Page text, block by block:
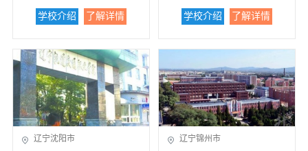
能、电气控制、工业自动化控
室。实训设备的选购、摆布以
及学生实训内容全都参照企业
标准设计，突出真实性和实用
性。学校本着“深度融合、立体
对接”的校企合作理念，与沈阳
鼓风机集团、沈阳机床集团等8
0余家企业联合成立装备制造业
位，以“学生为本、教学为重、
型本科人才为培养目标，根据
经济建设和社会发展需要，开
设了24个本科专业，形成了
工、管、经、艺、文等5大学科
交叉渗透、协调发展的办学格
局。 学校师资力量雄厚。学
（双语幼师）、旅游服务与管
国留学）、商务日语（日本留
学）共9个专业。面向高中或中
专毕业生的专业有学前教育、
高星级饭店运营与管理、旅游
服务与管理3个专业。此外，辽
师大留学中心在我校设立韩国
沈阳市教育局，是国家级重点
和辽宁省示范学校、全国中等
是沈阳市重点建设的万人学
校。由原沈阳市金融学校、沈
阳市财贸学校、沈阳市财会学
校和沈阳市商务管理学校（由
沈阳市木兰电子学校和沈阳市
商业学校组成）重组而成。学
校办学规模10000人，其中全日
制中专、“3+2”、成人大专学历
学校介绍 了解详情
校，是一所专业设置合理，师
资力量雄厚，办学成果显著，
校学制三年，学生毕业后颁发
技术等级证书。该校中专在读
生均可考入高职院校或该校成
人高职专。考入该校大专的在
读生学费优惠，每年每生减免4
00元，大专毕业文凭由教育部
统一颁发（可网上查询）。南
学校介绍 了解详情
辽宁沈阳市 辽宁锦州市